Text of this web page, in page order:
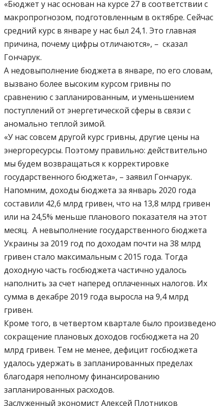
«Бюджет у нас основан на курсе 27 в соответствии с
макропрогнозом, подготовленным в октябре. Сейчас
средний курс в январе у нас был 24,1. Это главная
причина, почему цифры отличаются», – сказал
Гончарук.
А недовыполнение бюджета в январе, по его словам,
вызвано более высоким курсом гривны по
сравнению с запланированным, и уменьшением
поступлений от энергетической сферы в связи с
аномально теплой зимой.
«У нас совсем другой курс гривны, другие цены на
энергоресурсы. Поэтому правильно: действительно
мы будем возвращаться к корректировке
государственного бюджета», – заявил Гончарук.
Напомним, доходы бюджета за январь 2020 года
составили 42,6 млрд гривен, что на 13,8 млрд гривен
или на 24,5% меньше планового показателя на этот
месяц. А невыполнение государственного бюджета
Украины за 2019 год по доходам почти на 38 млрд
гривен стало максимальным с 2015 года. Тогда
доходную часть госбюджета частично удалось
наполнить за счет наперед оплаченных налогов. Их
сумма в декабре 2019 года выросла на 9,4 млрд
гривен.
Кроме того, в четвертом квартале было произведено
сокращение плановых доходов госбюджета на 20
млрд гривен. Тем не менее, дефицит госбюджета
удалось удержать в запланированных пределах
благодаря неполному финансированию
запланированных расходов.
Заслуженный экономист Алексей Плотников